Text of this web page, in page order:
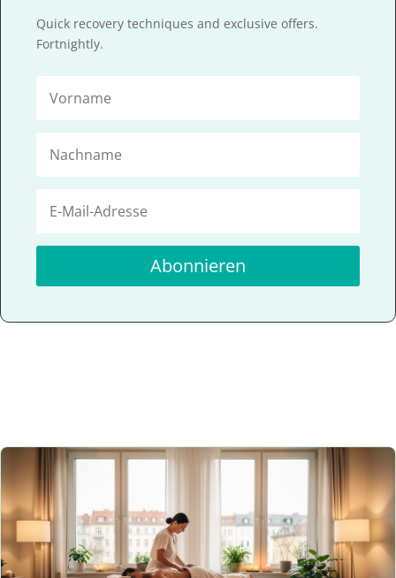
Quick recovery techniques and exclusive offers.
Fortnightly.
Abonnieren